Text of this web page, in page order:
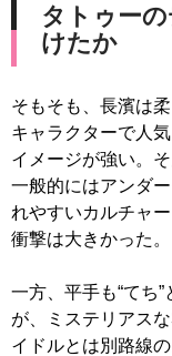
タトゥー
けたか
そもそも、長濱は
キャラクターで人
イメージが強い。
一般的にはアンダ
れやすいカルチャ
衝撃は大きかった。
一方、平手も“てち
が、ミステリアス
イドルとは別路線